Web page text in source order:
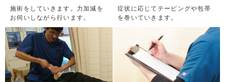
施術をしていきます。力加減を
お伺いしながら行います。
症状に応じてテーピングや包帯
を巻いていきます。